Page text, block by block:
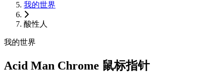
我的世界
酸性人
我的世界
Acid Man Chrome 鼠标指针